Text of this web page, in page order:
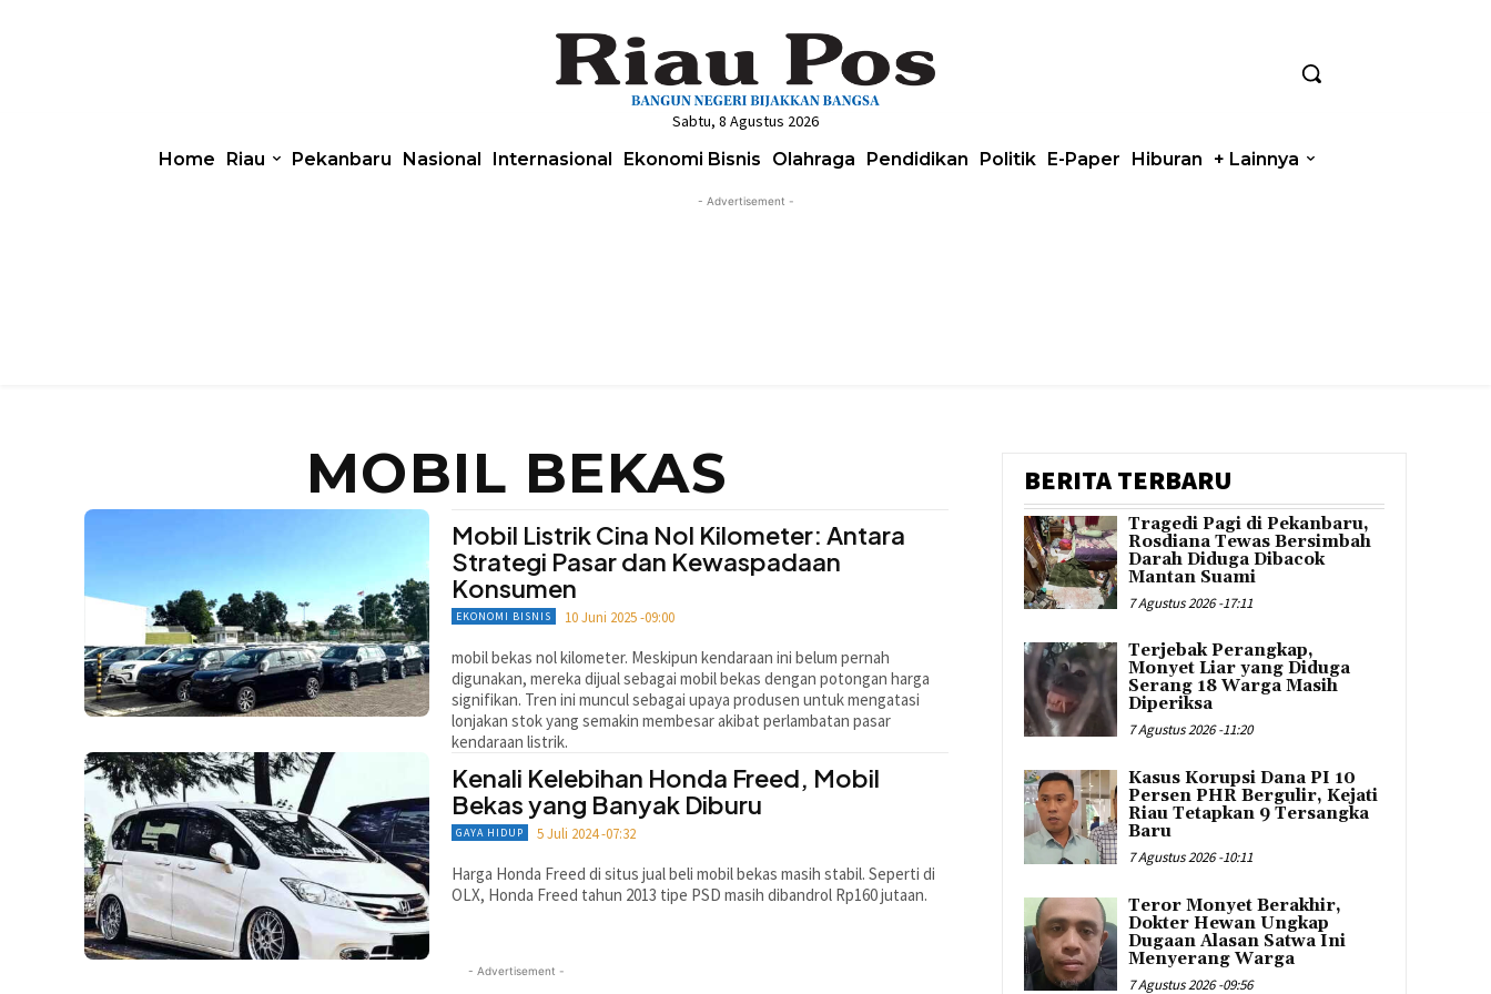
Sabtu, 8 Agustus 2026
Home Riau Pekanbaru Nasional Internasional Ekonomi Bisnis Olahraga Pendidikan Politik E-Paper Hiburan + Lainnya
- Advertisement -
MOBIL BEKAS
Mobil Listrik Cina Nol Kilometer: Antara
Strategi Pasar dan Kewaspadaan
Konsumen
EKONOMI BISNIS 10 Juni 2025 -09:00
mobil bekas nol kilometer. Meskipun kendaraan ini belum pernah
digunakan, mereka dijual sebagai mobil bekas dengan potongan harga
signifikan. Tren ini muncul sebagai upaya produsen untuk mengatasi
lonjakan stok yang semakin membesar akibat perlambatan pasar
kendaraan listrik.
Kenali Kelebihan Honda Freed, Mobil
Bekas yang Banyak Diburu
GAYA HIDUP 5 Juli 2024 -07:32
Harga Honda Freed di situs jual beli mobil bekas masih stabil. Seperti di
OLX, Honda Freed tahun 2013 tipe PSD masih dibandrol Rp160 jutaan.
- Advertisement -
BERITA TERBARU
Tragedi Pagi di Pekanbaru,
Rosdiana Tewas Bersimbah
Darah Diduga Dibacok
Mantan Suami
7 Agustus 2026 -17:11
Terjebak Perangkap,
Monyet Liar yang Diduga
Serang 18 Warga Masih
Diperiksa
7 Agustus 2026 -11:20
Kasus Korupsi Dana PI 10
Persen PHR Bergulir, Kejati
Riau Tetapkan 9 Tersangka
Baru
7 Agustus 2026 -10:11
Teror Monyet Berakhir,
Dokter Hewan Ungkap
Dugaan Alasan Satwa Ini
Menyerang Warga
7 Agustus 2026 -09:56